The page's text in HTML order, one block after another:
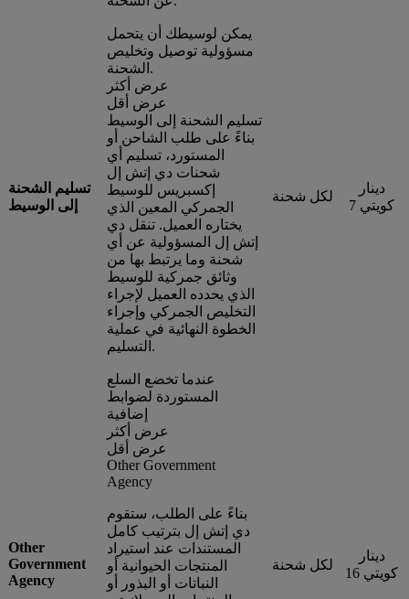
تسليم الشحنة
إلى الوسيط
يمكن لوسيطك أن يتحمل
مسؤولية توصيل وتخليص
الشحنة.
عرض أكثر
عرض أقل
تسليم الشحنة إلى الوسيط
بناءً على طلب الشاحن أو
المستورد، تسليم أي
شحنات دي إتش إل
إكسبريس للوسيط
الجمركي المعين الذي
يختاره العميل. تنقل دي
إتش إل المسؤولية عن أي
شحنة وما يرتبط بها من
وثائق جمركية للوسيط
الذي يحدده العميل لإجراء
التخليص الجمركي وإجراء
الخطوة النهائية في عملية
التسليم.
لكل شحنة
دينار
كويتي 7
Other
Government
Agency
عندما تخضع السلع
المستوردة لضوابط
إضافية
عرض أكثر
عرض أقل
Other Government
Agency
بناءً على الطلب، ستقوم
دي إتش إل بترتيب كامل
المستندات عند استيراد
المنتجات الحيوانية أو
النباتات أو البذور أو
لكل شحنة
دينار
كويتي 16